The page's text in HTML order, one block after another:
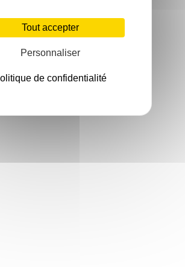
Tout accepter
Personnaliser
de confidentialité